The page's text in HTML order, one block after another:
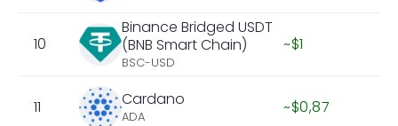
10
Binance Bridged USDT
(BNB Smart Chain)
BSC-USD
~$1
11 Cardano
ADA ~$0,87